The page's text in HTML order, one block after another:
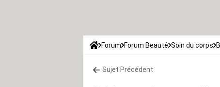
Forum Forum Beauté Soin du corps
Sujet Précédent